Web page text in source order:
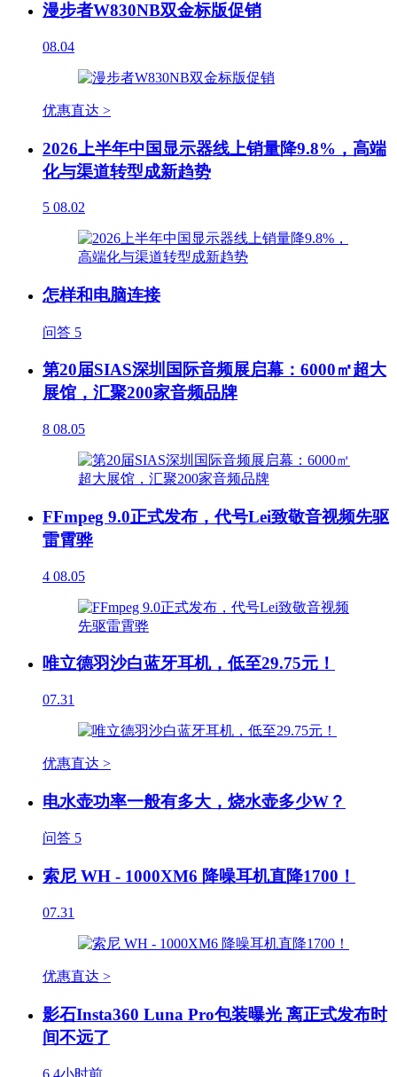
漫步者W830NB双金标版促销
08.04
优惠直达 >
2026上半年中国显示器线上销量降9.8%，高端
化与渠道转型成新趋势
5 08.02
怎样和电脑连接
问答 5
第20届SIAS深圳国际音频展启幕：6000㎡超大
展馆，汇聚200家音频品牌
8 08.05
FFmpeg 9.0正式发布，代号Lei致敬音视频先驱
雷霄骅
4 08.05
唯立德羽沙白蓝牙耳机，低至29.75元！
07.31
优惠直达 >
电水壶功率一般有多大，烧水壶多少W？
问答 5
索尼 WH - 1000XM6 降噪耳机直降1700！
07.31
优惠直达 >
影石Insta360 Luna Pro包装曝光 离正式发布时
间不远了